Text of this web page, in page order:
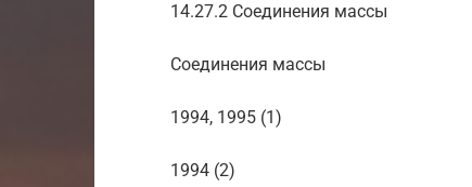
14.27.2 Соединения массы
Соединения массы
1994, 1995 (1)
1994 (2)